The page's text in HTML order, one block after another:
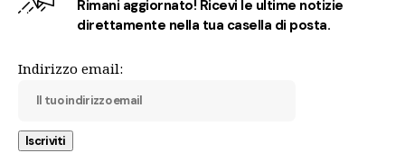
Rimani aggiornato! Ricevi le ultime notizie
direttamente nella tua casella di posta.
Indirizzo email: